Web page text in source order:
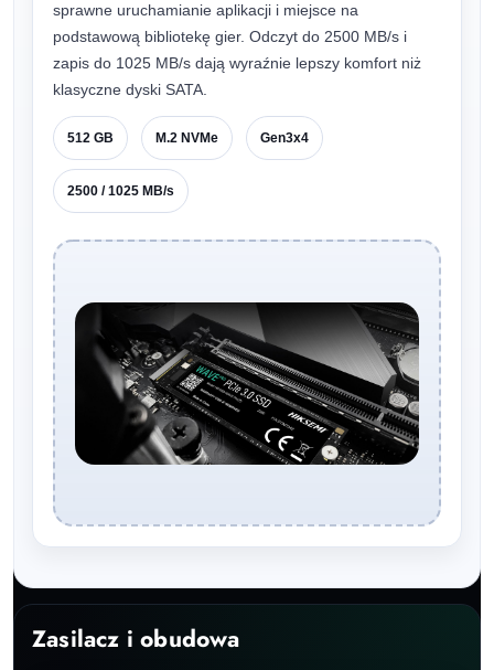
sprawne uruchamianie aplikacji i miejsce na
podstawową bibliotekę gier. Odczyt do 2500 MB/s i
zapis do 1025 MB/s dają wyraźnie lepszy komfort niż
klasyczne dyski SATA.
512 GB M.2 NVMe Gen3x4
2500 / 1025 MB/s
Zasilacz i obudowa